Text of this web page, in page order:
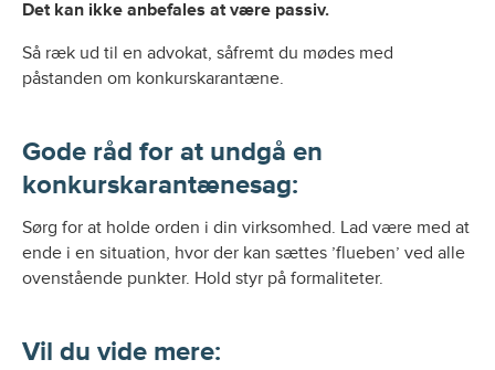
Det kan ikke anbefales at være passiv.
Så ræk ud til en advokat, såfremt du mødes med
påstanden om konkurskarantæne.
Gode råd for at undgå en
konkurskarantænesag:
Sørg for at holde orden i din virksomhed. Lad være med at
ende i en situation, hvor der kan sættes ’flueben’ ved alle
ovenstående punkter. Hold styr på formaliteter.
Vil du vide mere: